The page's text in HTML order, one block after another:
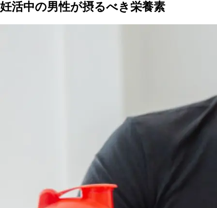
妊活中の男性が摂るべき栄養素